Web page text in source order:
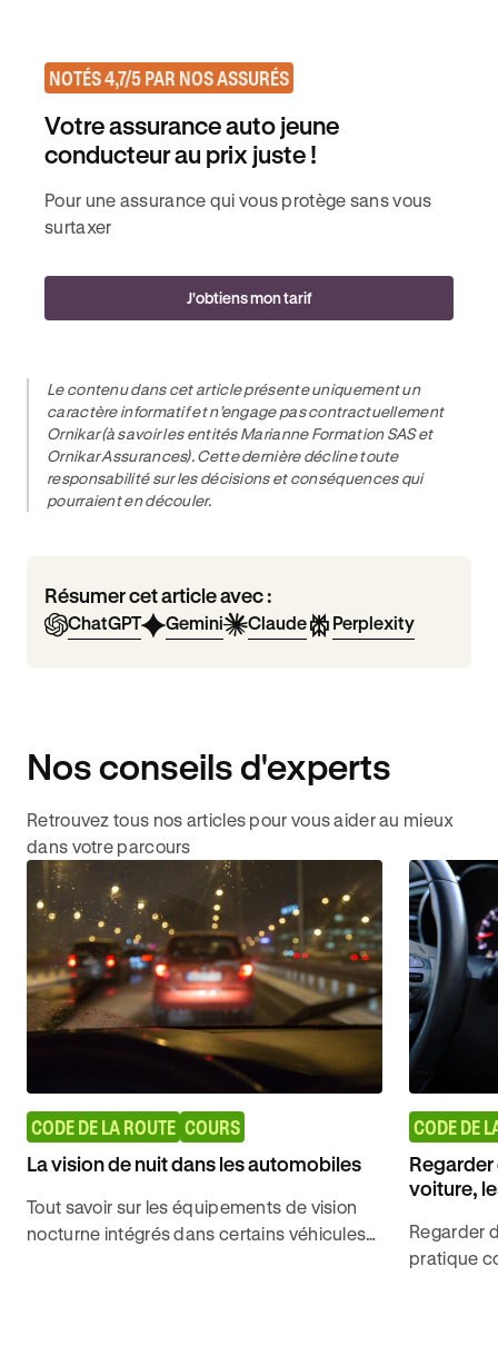
NOTÉS 4,7/5 PAR NOS ASSURÉS
Votre assurance auto jeune
conducteur au prix juste !
Pour une assurance qui vous protège sans vous
surtaxer
J'obtiens mon tarif
Le contenu dans cet article présente uniquement un
caractère informatif et n’engage pas contractuellement
Ornikar (à savoir les entités Marianne Formation SAS et
Ornikar Assurances). Cette dernière décline toute
responsabilité sur les décisions et conséquences qui
pourraient en découler.
Résumer cet article avec :
ChatGPT Gemini Claude Perplexity
Nos conseils d'experts
Retrouvez tous nos articles pour vous aider au mieux
dans votre parcours
CODE DE LA ROUTE COURS
La vision de nuit dans les automobiles
Tout savoir sur les équipements de vision
nocturne intégrés dans certains véhicules
CODE DE
Regarder
voiture,
Regarder
pratique